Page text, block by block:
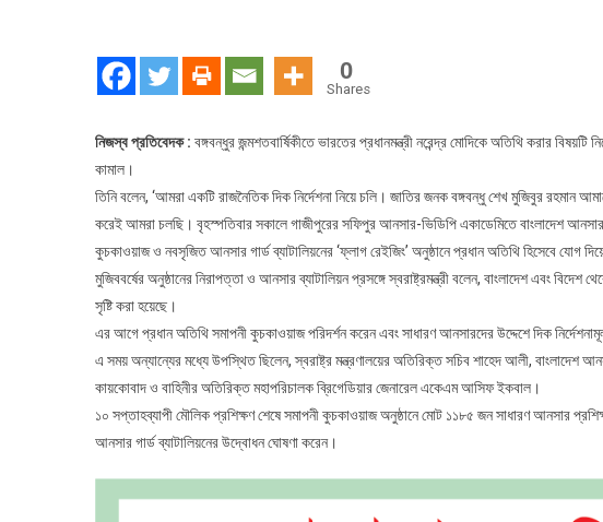
0
Shares
নিজস্ব প্রতিবেদক : বঙ্গবন্ধুর জন্মশতবার্ষিকীতে ভারতের প্রধানমন্ত্রী নরেন্দ্র মোদিকে অতিথি করার
কামাল।
তিনি বলেন, ‘আমরা একটি রাজনৈতিক দিক নির্দেশনা নিয়ে চলি। জাতির জনক বঙ্গবন্ধু শেখ মুজিবুর রহমান
করেই আমরা চলছি। বৃহস্পতিবার সকালে গাজীপুরের সফিপুর আনসার-ভিডিপি একাডেমিতে বাংলাদেশ
কুচকাওয়াজ ও নবসৃজিত আনসার গার্ড ব্যাটালিয়নের ‘ফ্লাগ রেইজিং’ অনুষ্ঠানে প্রধান অতিথি হিসেবে যোগ
মুজিববর্ষের অনুষ্ঠানের নিরাপত্তা ও আনসার ব্যাটালিয়ন প্রসঙ্গে স্বরাষ্ট্রমন্ত্রী বলেন, বাংলাদেশ এবং
সৃষ্টি করা হয়েছে।
এর আগে প্রধান অতিথি সমাপনী কুচকাওয়াজ পরিদর্শন করেন এবং সাধারণ আনসারদের উদ্দেশে দিক
এ সময় অন্যান্যের মধ্যে উপস্থিত ছিলেন, স্বরাষ্ট্র মন্ত্রণালয়ের অতিরিক্ত সচিব শাহেদ আলী, বাংলাদেশ
কায়কোবাদ ও বাহিনীর অতিরিক্ত মহাপরিচালক ব্রিগেডিয়ার জেনারেল একেএম আসিফ ইকবাল।
১০ সপ্তাহব্যাপী মৌলিক প্রশিক্ষণ শেষে সমাপনী কুচকাওয়াজ অনুষ্ঠানে মোট ১১৮৫ জন সাধারণ আনসার
আনসার গার্ড ব্যাটালিয়নের উদ্বোধন ঘোষণা করেন।